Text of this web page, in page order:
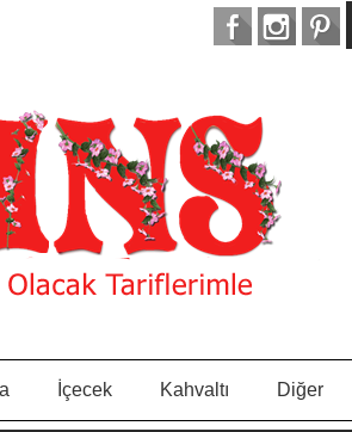
İçecek Kahvaltı Diğer